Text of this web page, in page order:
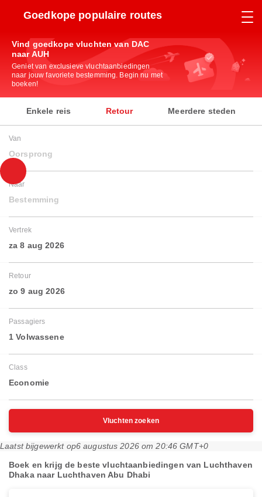
Goedkope populaire routes
Vind goedkope vluchten van DAC
naar AUH
Geniet van exclusieve vluchtaanbiedingen
naar jouw favoriete bestemming. Begin nu met
boeken!
Enkele reis Retour Meerdere steden
Van
Oorsprong
Naar
Bestemming
Vertrek
za 8 aug 2026
Retour
zo 9 aug 2026
Passagiers
1 Volwassene
Class
Economie
Vluchten zoeken
Laatst bijgewerkt op6 augustus 2026 om 20:46 GMT+0
Boek en krijg de beste vluchtaanbiedingen van Luchthaven
Dhaka naar Luchthaven Abu Dhabi